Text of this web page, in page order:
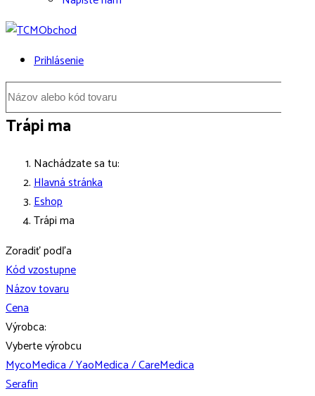
Prihlásenie
Trápi ma
Nachádzate sa tu:
Hlavná stránka
Eshop
Trápi ma
Zoradiť podľa
Kód vzostupne
Názov tovaru
Cena
Výrobca:
Vyberte výrobcu
MycoMedica / YaoMedica / CareMedica
Serafin